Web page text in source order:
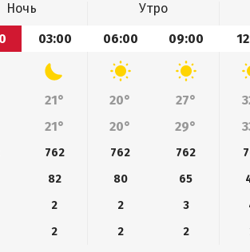
Ночь Утро
03:00 06:00 09:00
21° 20° 27°
21° 20° 29°
762 762 762
82 80 65
2 2 3
2 2 2